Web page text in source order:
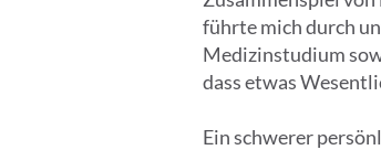
führte mich durch
Medizinstudium
dass etwas
Ein schwerer